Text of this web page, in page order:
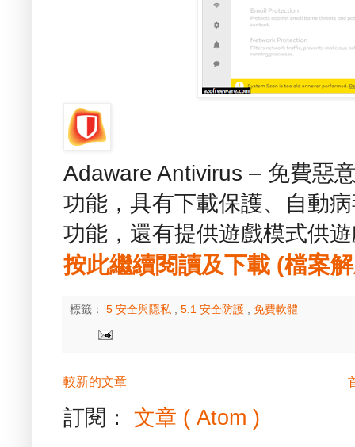
Adaware Antivirus – 免費惡
功能，具有下載保護、自動
功能，還有提供遊戲模式供
按此繼續閱讀及下載 (檔案
標籤： 5 安全與隱私 5.1 安全防護 免費軟體
較新的文章
訂閱： 文章 ( Atom )